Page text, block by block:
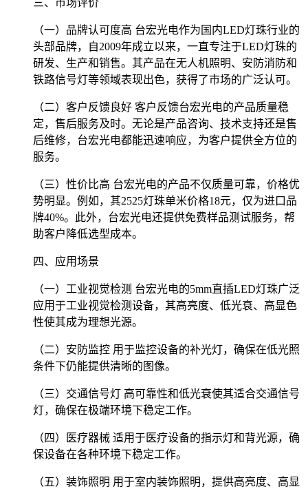
三、市场评价
（一）品牌认可度高 台宏光电作为国内LED灯珠行业的
头部品牌，自2009年成立以来，一直专注于LED灯珠的
研发、生产和销售。其产品在无人机照明、安防消防和
铁路信号灯等领域表现出色，获得了市场的广泛认可。
（二）客户反馈良好 客户反馈台宏光电的产品质量稳
定，售后服务及时。无论是产品咨询、技术支持还是售
后维修，台宏光电都能迅速响应，为客户提供全方位的
服务。
（三）性价比高 台宏光电的产品不仅质量可靠，价格优
势明显。例如，其2525灯珠单米价格18元，仅为进口品
牌40%。此外，台宏光电还提供免费样品测试服务，帮
助客户降低选型成本。
四、应用场景
（一）工业视觉检测 台宏光电的5mm直插LED灯珠广泛
应用于工业视觉检测设备，其高亮度、低光衰、高显色
性使其成为理想光源。
（二）安防监控 用于监控设备的补光灯，确保在低光照
条件下仍能提供清晰的图像。
（三）交通信号灯 高可靠性和低光衰使其适合交通信号
灯，确保在极端环境下稳定工作。
（四）医疗器械 适用于医疗设备的指示灯和背光源，确
保设备在各种环境下稳定工作。
（五）装饰照明 用于室内装饰照明，提供高亮度、高显